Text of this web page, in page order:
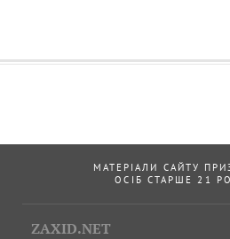
МАТЕРІАЛИ САЙТУ
ОСІБ СТАРШЕ 21
ZAXID.NET